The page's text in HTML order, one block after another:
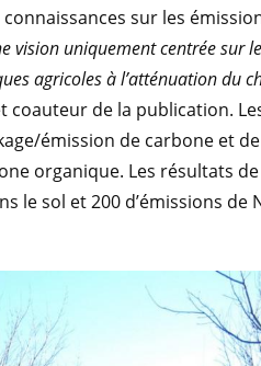
sur les
vision uniquement centrée sur
agricoles à l’atténuation du
coauteur de la publication.
émission de carbone et
organique. Les résultats
le sol et 200 d’émissions de